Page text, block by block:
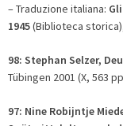
– Traduzione italiana:
1945(Biblioteca
98: Stephan Selzer,
Tübingen 2001 (X, 563
97: Nine Robijntje